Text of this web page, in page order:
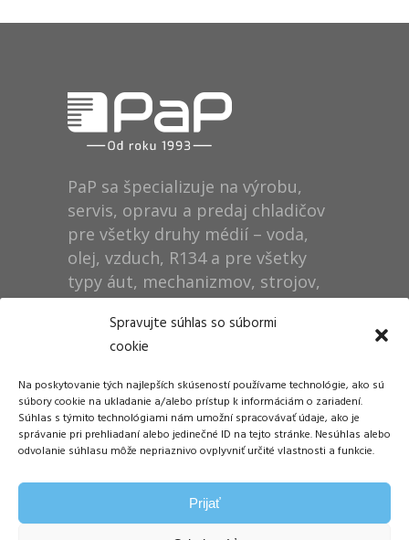
Spravujte súhlas so súbormi
cookie
Na poskytovanie tých najlepších skúseností používame technológie, ako sú
súbory cookie na ukladanie a/alebo prístup k informáciám o zariadení.
Súhlas s týmito technológiami nám umožní spracovávať údaje, ako je
správanie pri prehliadaní alebo jedinečné ID na tejto stránke. Nesúhlas alebo
odvolanie súhlasu môže nepriaznivo ovplyvniť určité vlastnosti a funkcie.
Prijať
PaP sa špecializuje na výrobu,
servis, opravu a predaj chladičov
pre všetky druhy médií – voda,
olej, vzduch, R134 a pre všetky
typy áut, mechanizmov, strojov,
technológií, rušňov…
Dušan Pytel P a P
ŠM Stráže
058 01 Poprad
Tel.: +421 905 311 248
info@papdp.sk